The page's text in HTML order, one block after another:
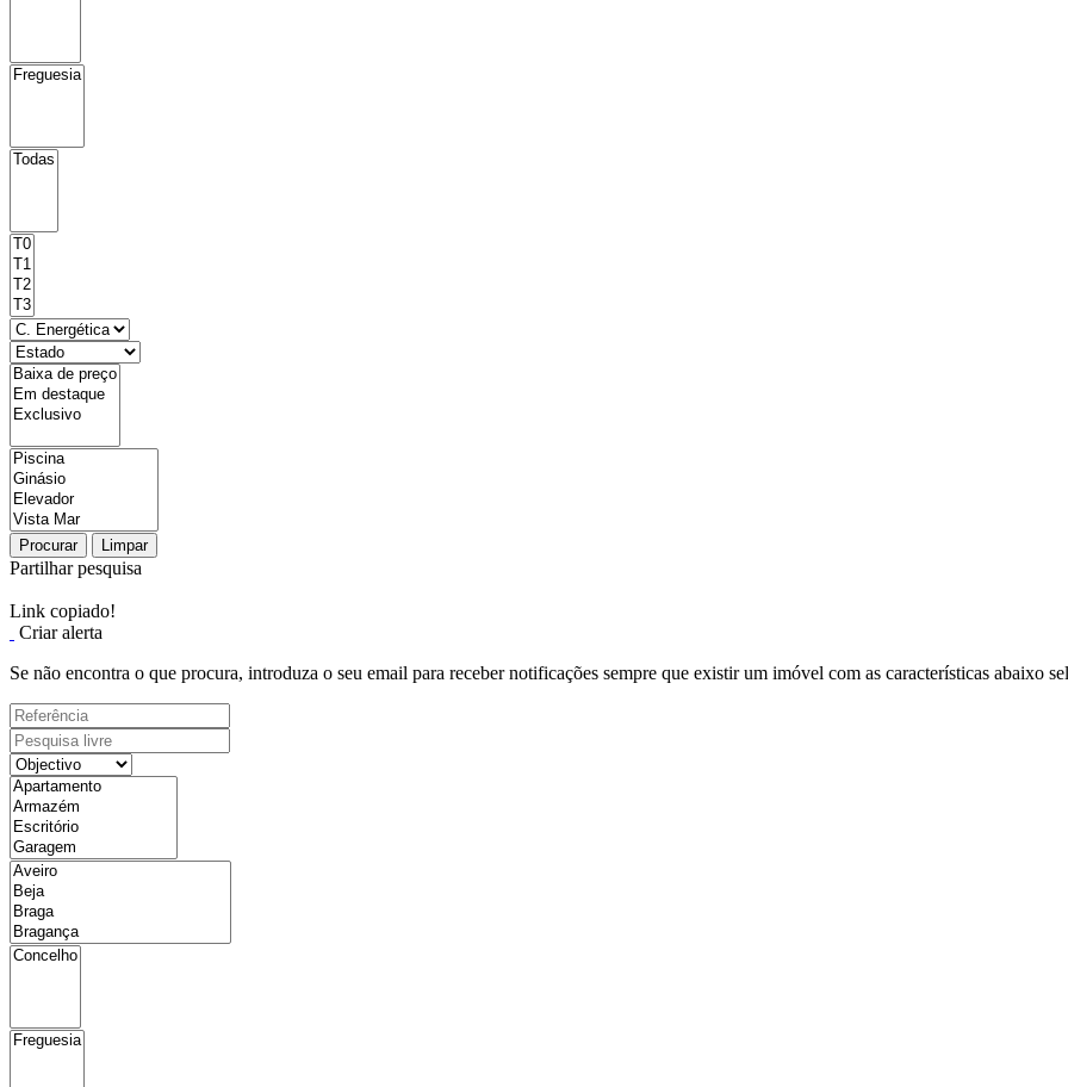
Procurar Limpar
Partilhar pesquisa
Link copiado!
Criar alerta
Se não encontra o que procura, introduza o seu email para receber notificações sempre que existir um imóvel com as características abaixo